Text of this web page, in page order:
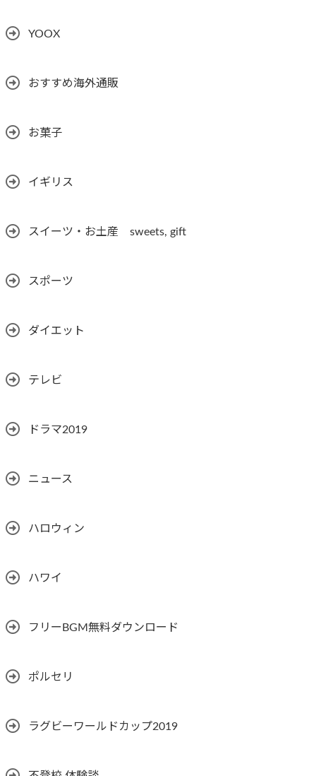
YOOX
おすすめ海外通販
お菓子
イギリス
スイーツ・お土産 sweets, gift
スポーツ
ダイエット
テレビ
ドラマ2019
ニュース
ハロウィン
ハワイ
フリーBGM無料ダウンロード
ポルセリ
ラグビーワールドカップ2019